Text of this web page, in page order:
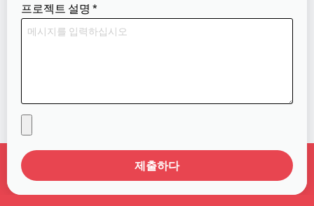
프로젝트 설명 *
제출하다